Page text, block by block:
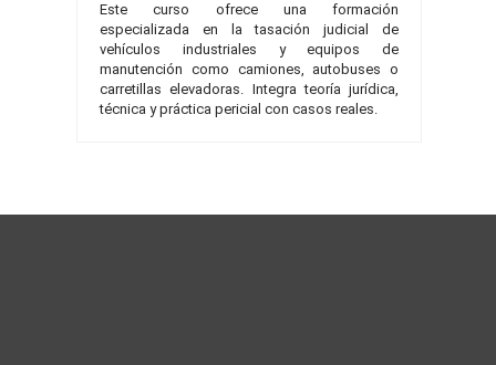
Este curso ofrece una formación
especializada en la tasación judicial de
vehículos industriales y equipos de
manutención como camiones, autobuses o
carretillas elevadoras. Integra teoría jurídica,
técnica y práctica pericial con casos reales.